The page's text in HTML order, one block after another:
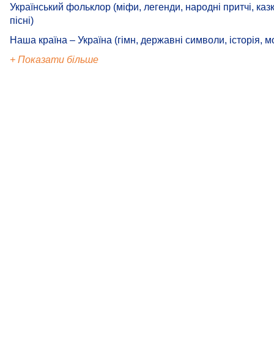
Український фольклор (міфи, легенди, народні притчі,
пісні)
Наша країна – Україна (гімн, державні символи, історія,
+ Показати більше